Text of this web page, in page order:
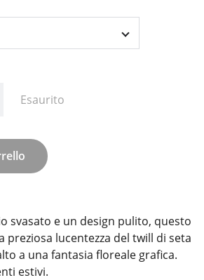
Esaurito
svasato e un design pulito, questo
preziosa lucentezza del twill di seta
a una fantasia floreale grafica.
estivi.